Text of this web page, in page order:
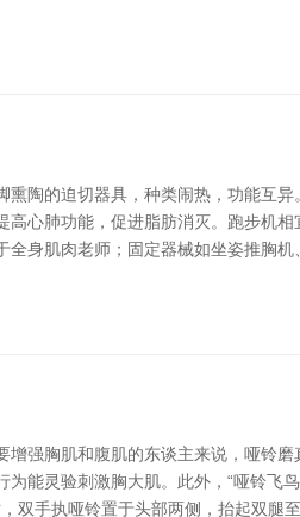
陶的迫切器具，种类闹热，功能互
心肺功能，促进脂肪消灭。跑步机
身肌肉老师；固定器械如坐姿推胸
强胸肌和腹肌的东谈主来说，哑铃
能灵验刺激胸大肌。此外，“哑铃
双手执哑铃置于头部两侧，抬起双腿